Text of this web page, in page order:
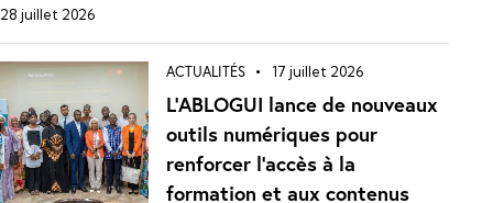
28 juillet 2026
ACTUALITÉS 17 juillet 2026
L’ABLOGUI lance de nouveaux
outils numériques pour
renforcer l’accès à la
formation et aux contenus